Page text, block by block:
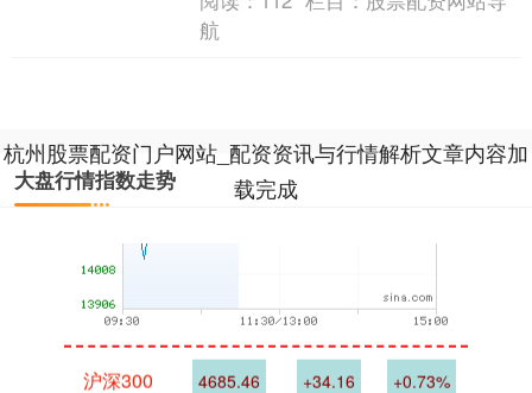
承载着深切的投成....
航
杭州股票配资门户网站_配资资讯与行情解析文章内容加
载完成
大盘行情指数走势
4685.46 +34.16 +0.73%